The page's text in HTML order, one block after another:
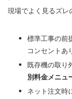
現場でよく見るズレ
標準工事の前
コンセントあ
既存機の取り
別料金メニュ
ネット注文時